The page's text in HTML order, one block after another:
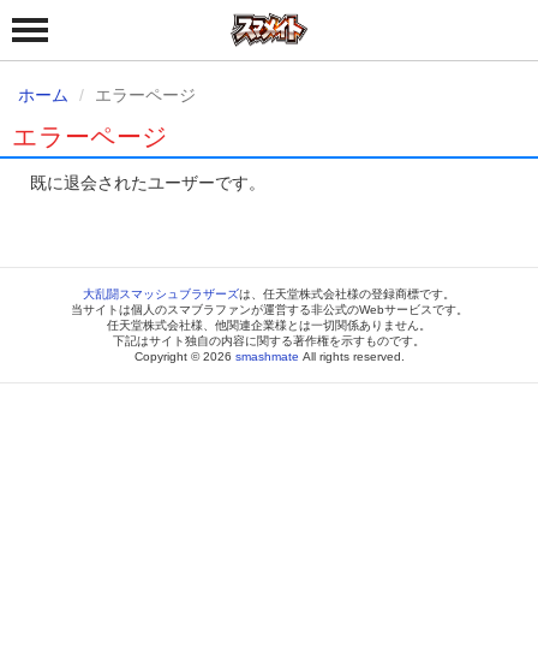
ホーム エラーページ
エラーページ
既に退会されたユーザーです。
大乱闘スマッシュブラザーズは、任天堂株式会社様の登録商標です。
当サイトは個人のスマブラファンが運営する非公式のWebサービスです。
任天堂株式会社様、他関連企業様とは一切関係ありません。
下記はサイト独自の内容に関する著作権を示すものです。
Copyright © 2026 smashmate All rights reserved.